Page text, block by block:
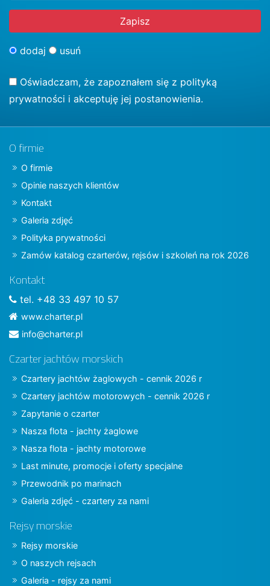
dodaj usuń
Oświadczam, że zapoznałem się z polityką
prywatności i akceptuję jej postanowienia.
O firmie
O firmie
Opinie naszych klientów
Kontakt
Galeria zdjęć
Polityka prywatności
Zamów katalog czarterów, rejsów i szkoleń na rok 2026
Kontakt
tel. +48 33 497 10 57
www.charter.pl
info@charter.pl
Czarter jachtów morskich
Czartery jachtów żaglowych - cennik 2026 r
Czartery jachtów motorowych - cennik 2026 r
Zapytanie o czarter
Nasza flota - jachty żaglowe
Nasza flota - jachty motorowe
Last minute, promocje i oferty specjalne
Przewodnik po marinach
Galeria zdjęć - czartery za nami
Rejsy morskie
Rejsy morskie
O naszych rejsach
Galeria - rejsy za nami